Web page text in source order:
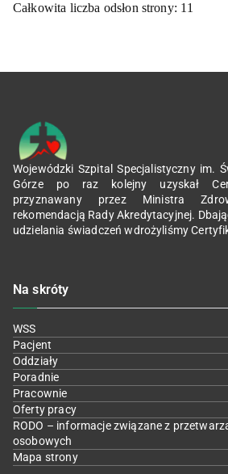
Całkowita liczba odsłon strony: 11
Wojewódzki Szpital Specjalistyczny im.
Górze po raz kolejny uzyskał
przyznawany przez Ministra
rekomendacją Rady Akredytacyjnej.
udzielania świadczeń wdrożyliśmy
Na skróty
WSS
Pacjent
Oddziały
Poradnie
Pracownie
Oferty pracy
RODO – informacje związane z
osobowych
Mapa strony